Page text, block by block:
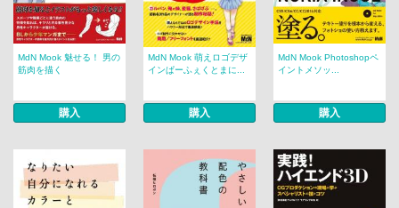
MdN Mook 魅せる！ 男の
筋肉を描く
購入
MdN Mook 萌えロゴデザ
インぱーふぇくとまに...
購入
MdN Mook Photoshopペ
イントメソッ...
購入